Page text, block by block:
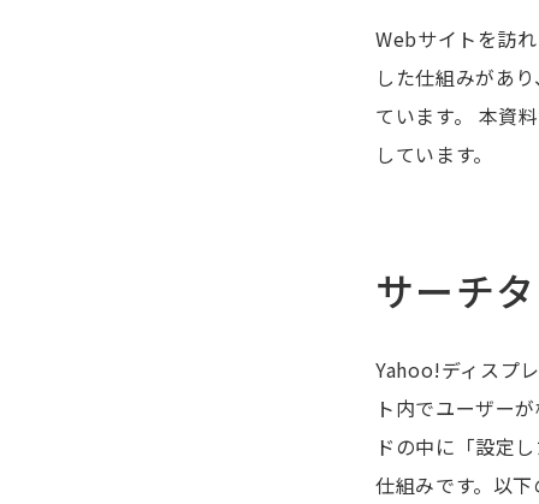
Webサイトを訪
した仕組みがあ
ています。 本資
しています。
サーチ
Yahoo!ディスプ
ト内でユーザー
ドの中に「設定
仕組みです。以